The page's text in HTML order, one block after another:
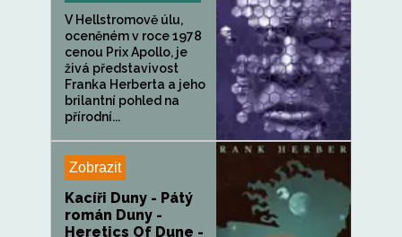
V Hellstromově úlu,
oceněném v roce 1978
cenou Prix Apollo, je
živá představivost
Franka Herberta a jeho
brilantní pohled na
přírodní...
Zobrazit
Kacíři Duny - Pátý
román Duny -
Heretics Of Dune -